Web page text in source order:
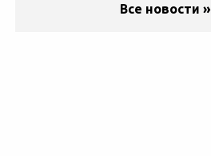
Все новости »